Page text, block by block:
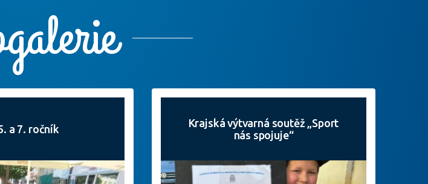
a 7. ročník
Krajská výtvarná soutěž „Sport
nás spojuje“